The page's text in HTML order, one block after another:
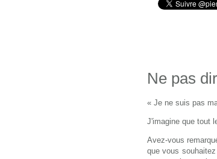
Ne pas
« Je ne suis pas
J'imagine que tout
Avez-vous
que vous